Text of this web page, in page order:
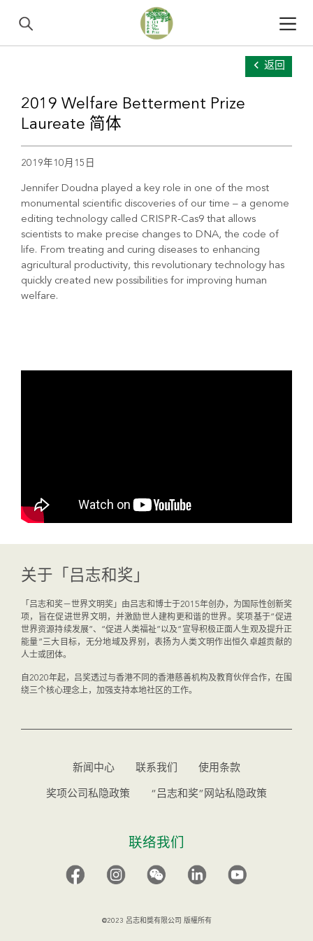
返回
2019 Welfare Betterment Prize
Laureate 简体
2019年10月15日
Jennifer Doudna played a key role in one of the most
monumental scientific discoveries of our time – a genome
editing technology called CRISPR-Cas9 that allows
scientists to make precise changes to DNA, the code of
life. From treating and curing diseases to enhancing
agricultural productivity, this revolutionary technology has
quickly created new possibilities for improving human
welfare.
关于「吕志和奖」
「吕志和奖－世界文明奖」由吕志和博士于2015年创办，为国际性创新奖
项，旨在促进世界文明，并激励世人建构更和谐的世界。奖项基于“促进
世界资源持续发展”、“促进人类福祉”以及“宣导积极正面人生观及提升正
能量”三大目标，无分地域及界别，表扬为人类文明作出恒久卓越贡献的
人士或团体。
自2020年起，吕奖透过与香港不同的香港慈善机构及教育伙伴合作，在围
绕三个核心理念上，加强支持本地社区的工作。
新闻中心 联系我们 使用条款
奖项公司私隐政策 “吕志和奖”网站私隐政策
联络我们
@2023 呂志和獎有限公司 版權所有